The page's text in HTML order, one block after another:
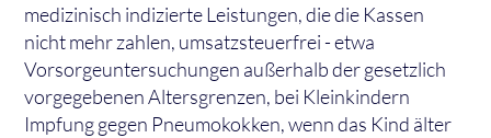
medizinisch indizierte Leistungen, die die Kassen
nicht mehr zahlen, umsatzsteuerfrei - etwa
Vorsorgeuntersuchungen außerhalb der gesetzlich
vorgegebenen Altersgrenzen, bei Kleinkindern
Impfung gegen Pneumokokken, wenn das Kind älter